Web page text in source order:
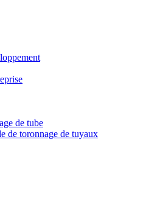
de tube
de toronnage de tuyaux